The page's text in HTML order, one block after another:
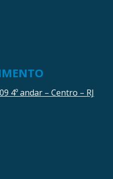
4º andar – Centro – RJ